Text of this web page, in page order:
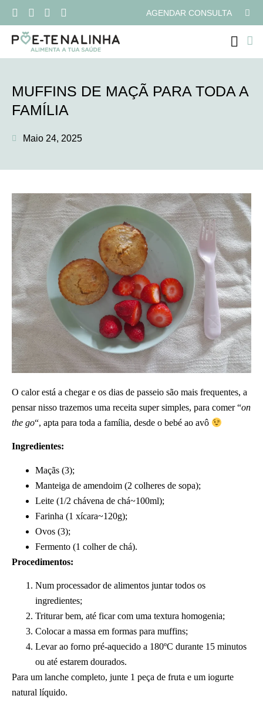
AGENDAR CONSULTA
MUFFINS DE MAÇÃ PARA TODA A
FAMÍLIA
Maio 24, 2025
O calor está a chegar e os dias de passeio são mais frequentes, a
pensar nisso trazemos uma receita super simples, para comer “on
the go“, apta para toda a família, desde o bebé ao avô
Ingredientes:
Maçãs (3);
Manteiga de amendoim (2 colheres de sopa);
Leite (1/2 chávena de chá~100ml);
Farinha (1 xícara~120g);
Ovos (3);
Fermento (1 colher de chá).
Procedimentos:
Num processador de alimentos juntar todos os
ingredientes;
Triturar bem, até ficar com uma textura homogenia;
Colocar a massa em formas para muffins;
Levar ao forno pré-aquecido a 180ºC durante 15 minutos
ou até estarem dourados.
Para um lanche completo, junte 1 peça de fruta e um iogurte
natural líquido.